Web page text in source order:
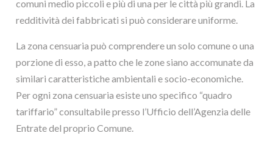
comuni medio piccoli e più di una per le città più grandi. La
redditività dei fabbricati si può considerare uniforme.
La zona censuaria può comprendere un solo comune o una
porzione di esso, a patto che le zone siano accomunate da
similari caratteristiche ambientali e socio-economiche.
Per ogni zona censuaria esiste uno specifico “quadro
tariffario” consultabile presso l’Ufficio dell’Agenzia delle
Entrate del proprio Comune.